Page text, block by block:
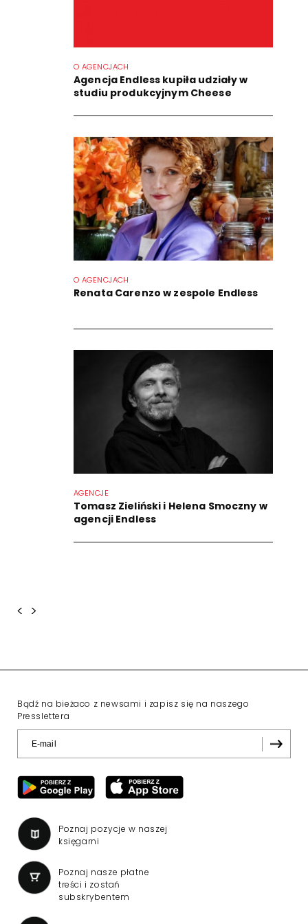
O AGENCJACH
Agencja Endless kupiła udziały w
studiu produkcyjnym Cheese
O AGENCJACH
Renata Carenzo w zespole Endless
AGENCJE
Tomasz Zieliński i Helena Smoczny w
agencji Endless
< >
Bądź na bieżaco z newsami i zapisz się na naszego
Presslettera
Poznaj pozycje w naszej
księgarni
Poznaj nasze płatne
treści i zostań
subskrybentem